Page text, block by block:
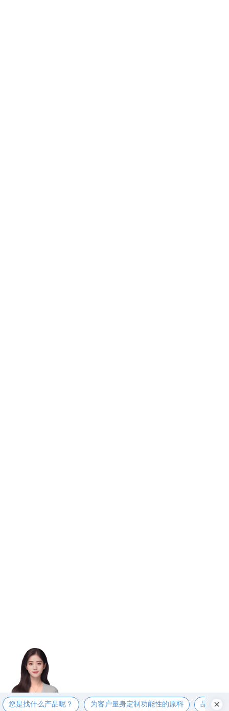
您是找什么产品呢？ 为客户量身定制功能性的原料 品质第